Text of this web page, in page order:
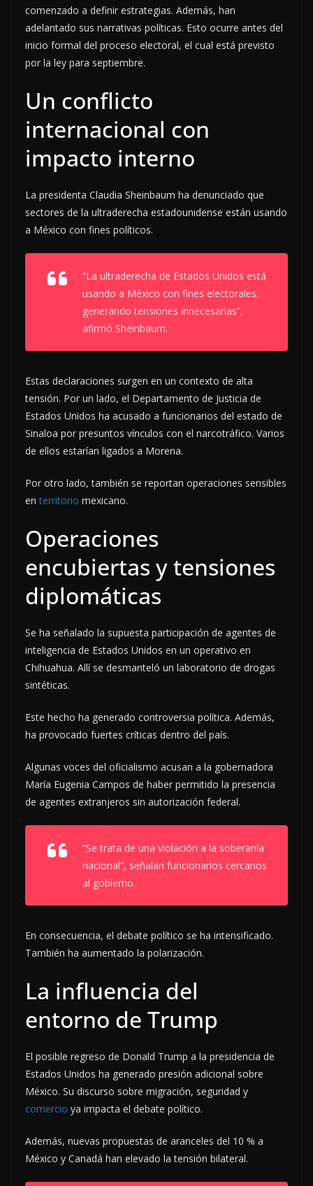
comenzado a definir estrategias. Además, han
adelantado sus narrativas políticas. Esto ocurre antes del
inicio formal del proceso electoral, el cual está previsto
por la ley para septiembre.
Un conflicto
internacional con
impacto interno
La presidenta Claudia Sheinbaum ha denunciado que
sectores de la ultraderecha estadounidense están usando
a México con fines políticos.
“La ultraderecha de Estados Unidos está
usando a México con fines electorales,
generando tensiones innecesarias”,
afirmó Sheinbaum.
Estas declaraciones surgen en un contexto de alta
tensión. Por un lado, el Departamento de Justicia de
Estados Unidos ha acusado a funcionarios del estado de
Sinaloa por presuntos vínculos con el narcotráfico. Varios
de ellos estarían ligados a Morena.
Por otro lado, también se reportan operaciones sensibles
enterritorio mexicano.
Operaciones
encubiertas y tensiones
diplomáticas
Se ha señalado la supuesta participación de agentes de
inteligencia de Estados Unidos en un operativo en
Chihuahua. Allí se desmanteló un laboratorio de drogas
sintéticas.
Este hecho ha generado controversia política. Además,
ha provocado fuertes críticas dentro del país.
Algunas voces del oficialismo acusan a la gobernadora
María Eugenia Campos de haber permitido la presencia
de agentes extranjeros sin autorización federal.
“Se trata de una violación a la soberanía
nacional”, señalan funcionarios cercanos
al gobierno.
En consecuencia, el debate político se ha intensificado.
También ha aumentado la polarización.
La influencia del
entorno de Trump
El posible regreso de Donald Trump a la presidencia de
Estados Unidos ha generado presión adicional sobre
México. Su discurso sobre migración, seguridad y
comercio ya impacta el debate político.
Además, nuevas propuestas de aranceles del 10 % a
México y Canadá han elevado la tensión bilateral.